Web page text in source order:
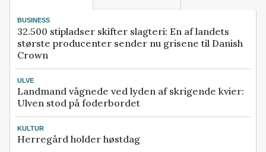
BUSINESS
32.500 stipladser skifter slagteri: En af landets
største producenter sender nu grisene til Danish
Crown
ULVE
Landmand vågnede ved lyden af skrigende kvier:
Ulven stod på foderbordet
KULTUR
Herregård holder høstdag